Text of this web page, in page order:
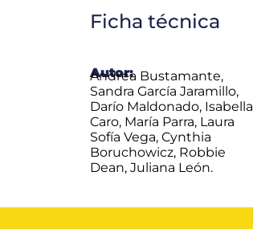
Ficha técnica
Autor:
Andrea Bustamante,
Sandra García Jaramillo,
Darío Maldonado, Isabella
Caro, María Parra, Laura
Sofía Vega, Cynthia
Boruchowicz, Robbie
Dean, Juliana León.